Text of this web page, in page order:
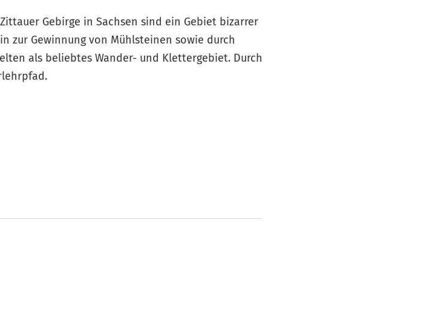
Gebirge in Sachsen sind ein Gebiet bizarrer
zur Gewinnung von Mühlsteinen sowie durch
als beliebtes Wander- und Klettergebiet. Durch